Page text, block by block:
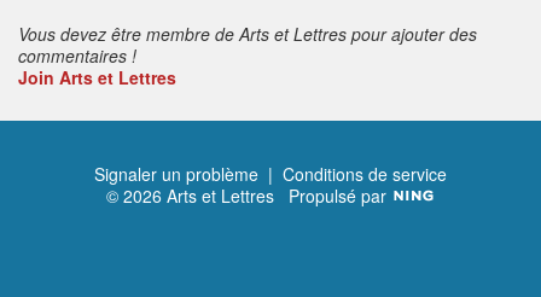
Vous devez être membre de Arts et Lettres pour ajouter des
commentaires !
Join Arts et Lettres
Signaler un problème | Conditions de service
© 2026 Arts et Lettres Propulsé par